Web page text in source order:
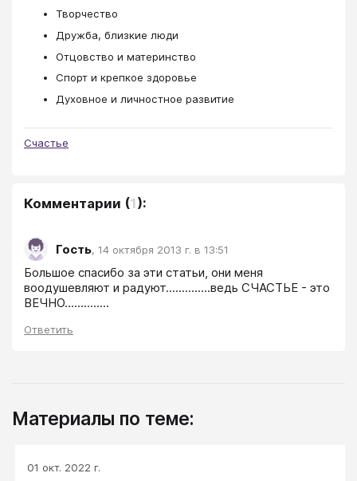
Творчество
Дружба, близкие люди
Отцовство и материнство
Спорт и крепкое здоровье
Духовное и личностное развитие
Счастье
Комментарии (1):
Гость, 14 октября 2013 г. в 13:51
Большое спасибо за эти статьи, они меня
воодушевляют и радуют..............ведь СЧАСТЬЕ - это
ВЕЧНО..............
Ответить
Материалы по теме:
01 окт. 2022 г.